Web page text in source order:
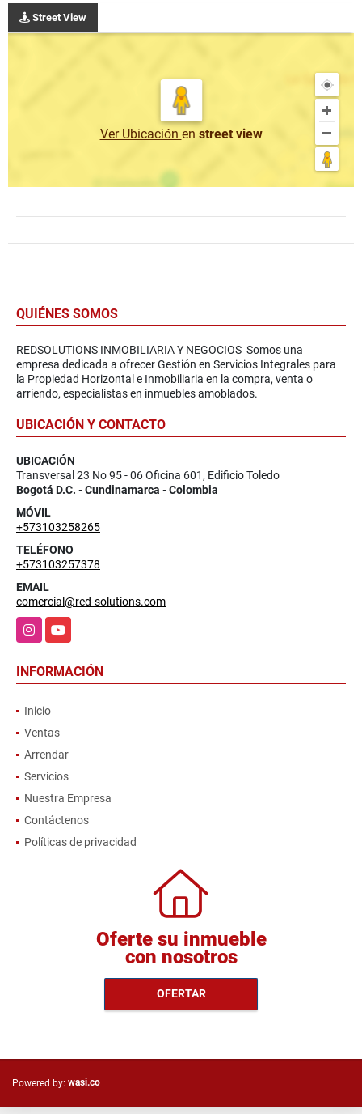
Street View
Ver Ubicación en street view
QUIÉNES SOMOS
REDSOLUTIONS INMOBILIARIA Y NEGOCIOS Somos una
empresa dedicada a ofrecer Gestión en Servicios Integrales para
la Propiedad Horizontal e Inmobiliaria en la compra, venta o
arriendo, especialistas en inmuebles amoblados.
UBICACIÓN Y CONTACTO
UBICACIÓN
Transversal 23 No 95 - 06 Oficina 601, Edificio Toledo
Bogotá D.C. - Cundinamarca - Colombia
MÓVIL
+573103258265
TELÉFONO
+573103257378
EMAIL
comercial@red-solutions.com
InstagramYouTube
INFORMACIÓN
Inicio
Ventas
Arrendar
Servicios
Nuestra Empresa
Contáctenos
Políticas de privacidad
Oferte su inmueble
con nosotros
OFERTAR
Powered by: wasi.co